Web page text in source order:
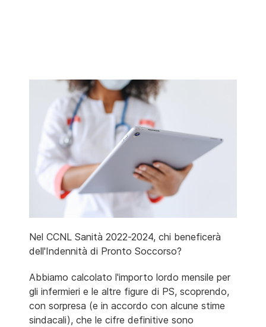
Nel CCNL Sanità 2022-2024, chi beneficerà
dell'Indennità di Pronto Soccorso?
Abbiamo calcolato l'importo lordo mensile per
gli infermieri e le altre figure di PS, scoprendo,
con sorpresa (e in accordo con alcune stime
sindacali), che le cifre definitive sono